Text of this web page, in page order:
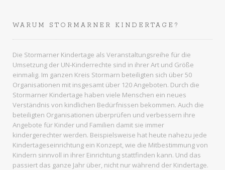
WARUM STORMARNER KINDERTAGE?
Die Stormarner Kindertage als Veranstaltungsreihe für die
Umsetzung der UN-Kinderrechte sind in ihrer Art und Größe
einmalig. Im ganzen Kreis Stormarn beteiligten sich über 50
Organisationen mit insgesamt über 120 Angeboten. Durch die
Stormarner Kindertage haben viele Menschen ein neues
Verständnis von kindlichen Bedürfnissen bekommen. Auch die
beteiligten Organisationen überprüfen und verbessern ihre
Angebote für Kinder und Familien damit sie immer
kindergerechter werden. Beispielsweise hat heute nahezu jede
Kindertageseinrichtung ein Konzept, wie die Mitbestimmung von
Kindern sinnvoll in ihrer Einrichtung stattfinden kann. Und das
passiert das ganze Jahr über, nicht nur während der Kindertage.